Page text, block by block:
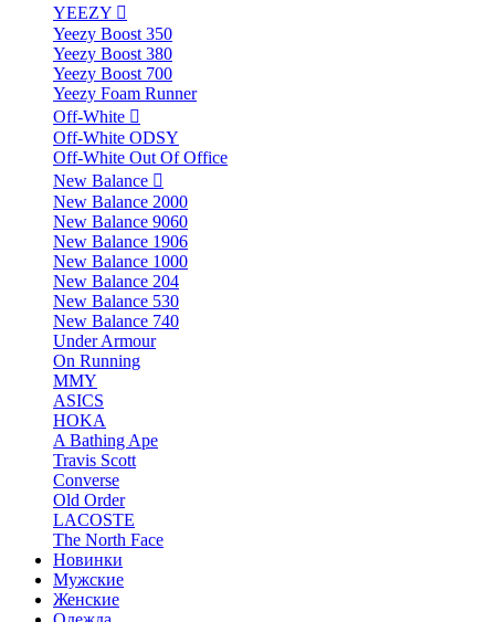
YEEZY
Yeezy Boost 350
Yeezy Boost 380
Yeezy Boost 700
Yeezy Foam Runner
Off-White
Off-White ODSY
Off-White Out Of Office
New Balance
New Balance 2000
New Balance 9060
New Balance 1906
New Balance 1000
New Balance 204
New Balance 530
New Balance 740
Under Armour
On Running
MMY
ASICS
HOKA
A Bathing Ape
Travis Scott
Converse
Old Order
LACOSTE
The North Face
Новинки
Мужские
Женские